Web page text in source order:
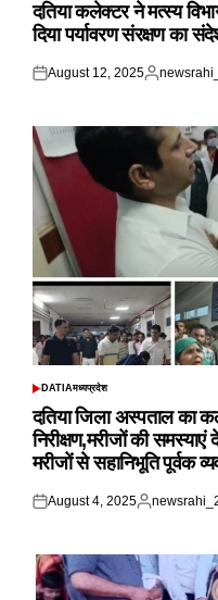
दतिया कलेक्टर ने मत्स्य
दिया पर्यावरण संरक्षण का
Posted
August 12, 2025
Posted
POSTED
DATIAमध्यप्रदेश
दतिया जिला अस्पताल का
निरीक्षण,मरीजों की
मरीजों से सहानिभूति पूर्वक
Posted
August 4, 2025
Posted